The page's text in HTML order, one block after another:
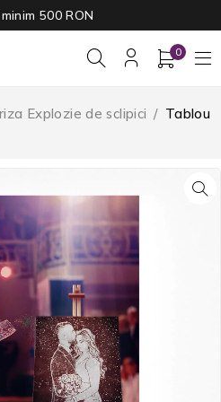
500 RON
0
Explozie de sclipici / Tablou